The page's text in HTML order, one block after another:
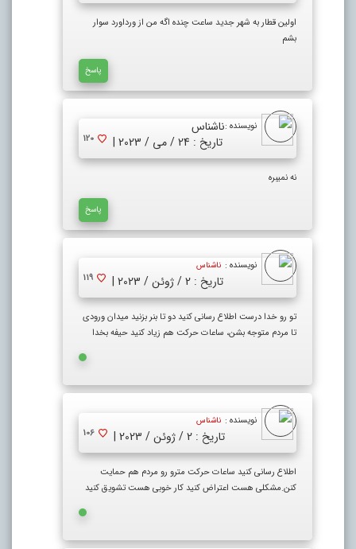
اولین قطار به شهر جدید ساعت چنده اگه من از ورداورد سوار
بشم
پاسخ
نویسنده :ناشناس
تاریخ : 24 / می / 2023 |
120
نه نمیبره
پاسخ
نویسنده : ناشناس
تاریخ : 2 / ژوئن / 2023 | 119
تو رو خدا درست اطلاع رسانی کنید دو تا بنر بزنید میدان ورودی
تا مردم متوجه بشن، ساعات حرکت هم زیاد کنید حیفه بخدا
نویسنده : ناشناس
تاریخ : 2 / ژوئن / 2023 | 106
اطلاع رسانی کنید ساعات حرکت مترو رو مردم هم حمایت
کنن.مشکلی هست اعتراض کنید کار خوبی هست تشویق کنید